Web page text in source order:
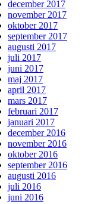
december 2017
november 2017
oktober 2017
september 2017
augusti 2017
juli 2017
juni 2017
maj 2017
april 2017
mars 2017
februari 2017
januari 2017
december 2016
november 2016
oktober 2016
september 2016
augusti 2016
juli 2016
juni 2016